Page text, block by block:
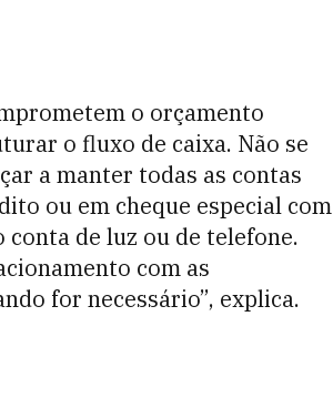
o orçamento
o fluxo de caixa. Não se
a manter todas as contas
ou em cheque especial com
de luz ou de telefone.
com as
for necessário”, explica.